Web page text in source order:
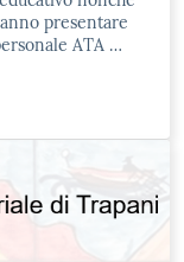
presentare
ATA …